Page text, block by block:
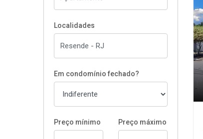
Localidades
Em condomínio fechado?
Preço mínimo Preço máximo